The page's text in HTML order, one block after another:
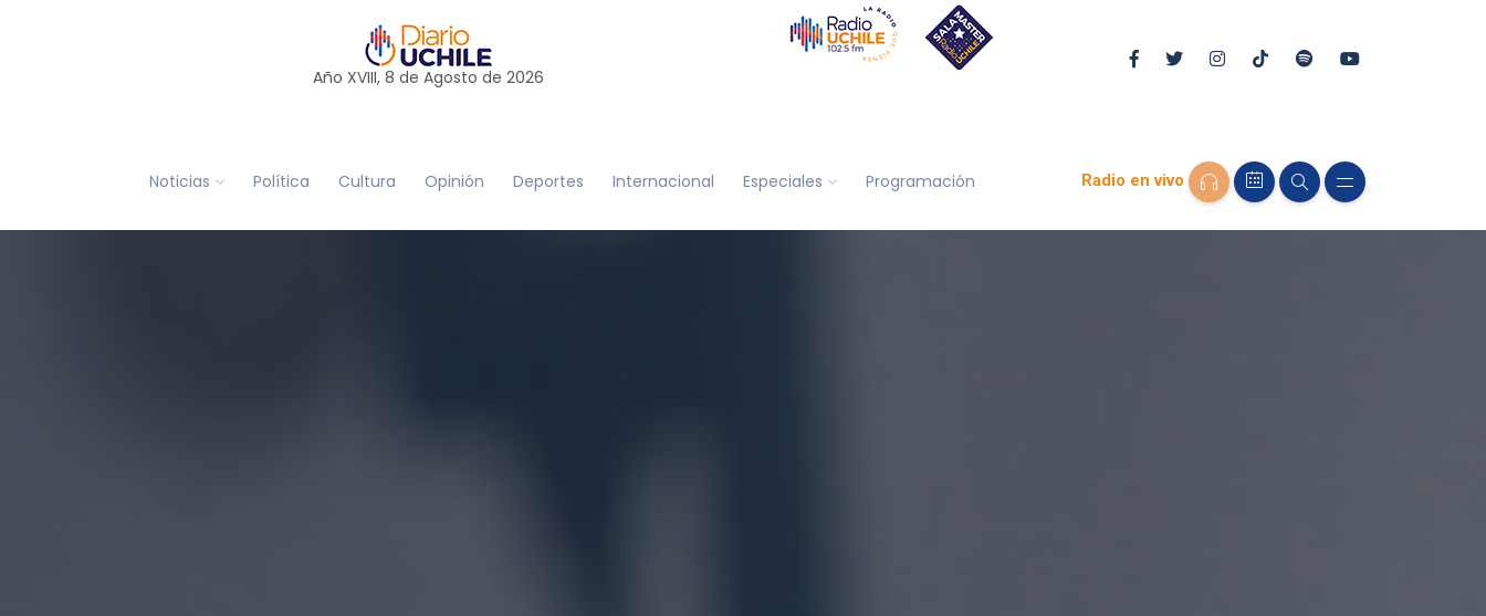
Año XVIII, 8 de Agosto de 2026
Noticias Política Cultura Opinión Deportes Internacional Especiales Programación Radio en vivo